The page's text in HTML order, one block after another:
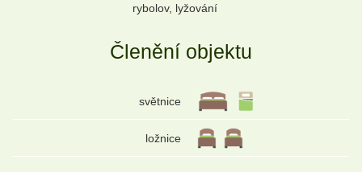
rybolov, lyžování
Členění objektu
světnice
ložnice